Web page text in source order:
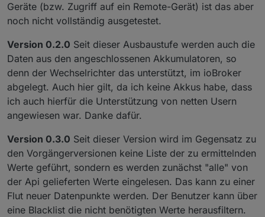
Geräte (bzw. Zugriff auf ein Remote-Gerät) ist das aber
noch nicht vollständig ausgetestet.
Version 0.2.0 Seit dieser Ausbaustufe werden auch die
Daten aus den angeschlossenen Akkumulatoren, so
denn der Wechselrichter das unterstützt, im ioBroker
abgelegt. Auch hier gilt, da ich keine Akkus habe, dass
ich auch hierfür die Unterstützung von netten Usern
angewiesen war. Danke dafür.
Version 0.3.0 Seit dieser Version wird im Gegensatz zu
den Vorgängerversionen keine Liste der zu ermittelnden
Werte geführt, sondern es werden zunächst "alle" von
der Api gelieferten Werte eingelesen. Das kann zu einer
Flut neuer Datenpunkte werden. Der Benutzer kann über
eine Blacklist die nicht benötigten Werte herausfiltern.